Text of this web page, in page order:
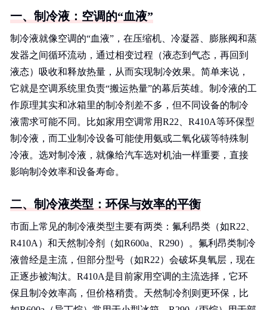
一、制冷液：空调的“血液”
制冷液就像空调的“血液”，在压缩机、冷凝器、膨胀阀和蒸
发器之间循环流动，通过相变过程（液态到气态，再回到
液态）吸收和释放热量，从而实现制冷效果。简单来说，
它就是空调系统里负责“搬运热量”的幕后英雄。制冷液的工
作原理其实和冰箱里的制冷剂差不多，但不同设备的制冷
液需求可能不同。比如家用空调常用R22、R410A等环保型
制冷液，而工业制冷设备可能使用氨或二氧化碳等特殊制
冷液。选对制冷液，就像给汽车选对机油一样重要，直接
影响制冷效率和设备寿命。
二、制冷液类型：环保与效率的平衡
市面上常见的制冷液类型主要有两类：氟利昂类（如R22、
R410A）和天然制冷剂（如R600a、R290）。氟利昂类制冷
液曾经是主流，但部分型号（如R22）会破坏臭氧层，现在
正逐步被淘汰。R410A是目前家用空调的主流选择，它环
保且制冷效率高，但价格稍贵。天然制冷剂则更环保，比